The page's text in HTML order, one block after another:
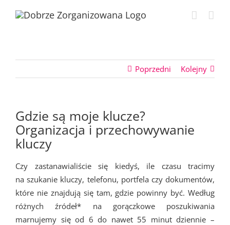
Poprzedni Kolejny
Gdzie są moje klucze?
Organizacja i przechowywanie
kluczy
Czy zastanawialiście się kiedyś, ile czasu tracimy
na szukanie kluczy, telefonu, portfela czy dokumentów,
które nie znajdują się tam, gdzie powinny być. Według
różnych źródeł* na gorączkowe poszukiwania
marnujemy się od 6 do nawet 55 minut dziennie –